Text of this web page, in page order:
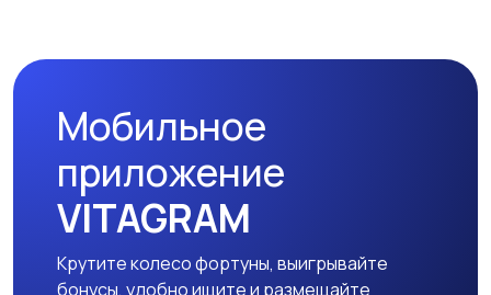
обувь 2
Мобильное
приложение
VITAGRAM
Крутите колесо фортуны, выигрывайте
бонусы, удобно ищите и размещайте